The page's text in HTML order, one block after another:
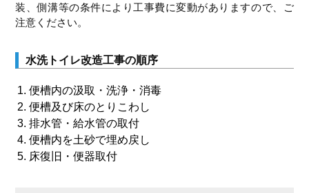
装、側溝等の条件により工事費に変動がありますので、ご
注意ください。
水洗トイレ改造工事の順序
便槽内の汲取・洗浄・消毒
便槽及び床のとりこわし
排水管・給水管の取付
便槽内を土砂で埋め戻し
床復旧・便器取付